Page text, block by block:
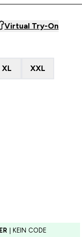
Virtual Try-On
XL XXL
| KEIN CODE